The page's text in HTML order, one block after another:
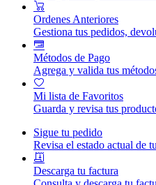
Ordenes Anteriores
Gestiona tus pedidos,
Métodos de Pago
Agrega y valida tus
Mi lista de Favoritos
Guarda y revisa tus
Sigue tu pedido
Revisa el estado actual de
Descarga tu factura